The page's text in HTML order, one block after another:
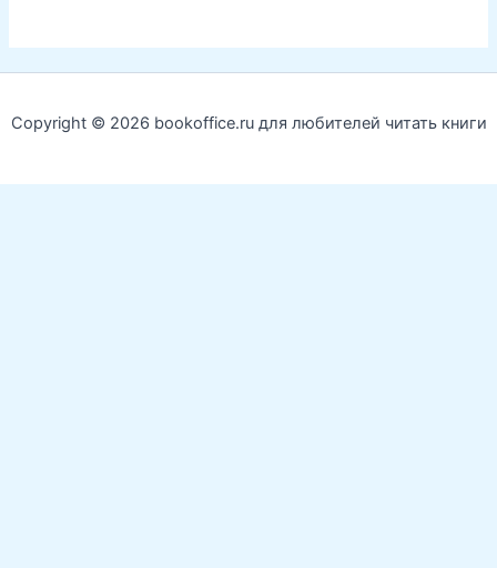
Copyright © 2026 bookoffice.ru для любителей читать книги